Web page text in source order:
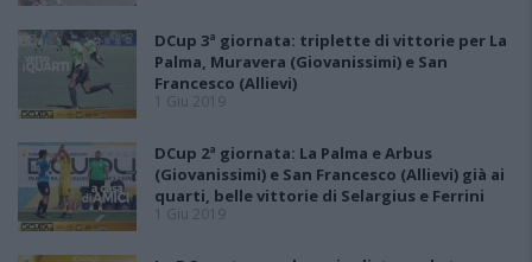
DCup 3ª giornata: triplette di vittorie per La
Palma, Muravera (Giovanissimi) e San
Francesco (Allievi)
1 Giu 2019
DCup 2ª giornata: La Palma e Arbus
(Giovanissimi) e San Francesco (Allievi) già ai
quarti, belle vittorie di Selargius e Ferrini
1 Giu 2019